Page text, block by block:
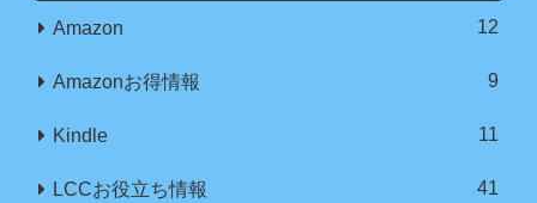
Amazon 12
Amazonお得情報 9
Kindle 11
LCCお役立ち情報 41